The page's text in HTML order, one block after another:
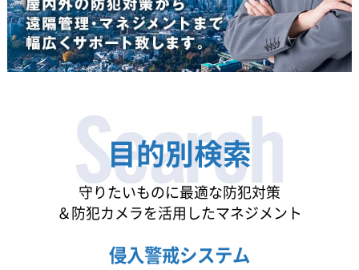
目的別検索
守りたいものに最適な防犯対策
＆防犯カメラを活用したマネジメント
侵入警戒システム